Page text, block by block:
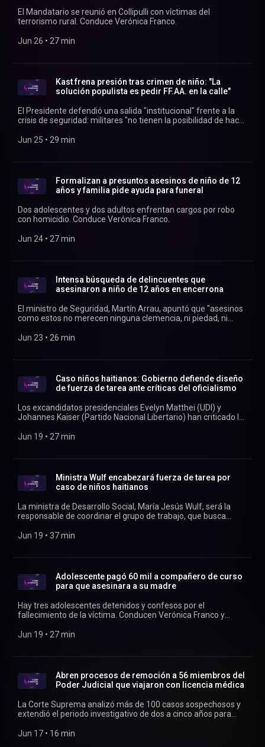
proyecto podría tener en las arcas de los gobiernos
comunales. El Diario de Cooperativa. Conducen: Verónica
https://cooperativapodcast.cl
crecimiento bajo cero durante cinco meses consecutivos. A
su vez, el biministro Daniel Mas señaló que la megarreforma
es "esencial" para superar esta crisis. En el oficialismo
admiten un "bochorno absoluto" por la fracasada acusación
constitucional contra el exministro de Hacienda, Nicolás Grau,
busca hacer más difícil el mal uso de esta herramienta. Y hay
electricidad en la Araucanía, mientras la Dirección
Meteorológica de Chile proyecta un Fenómeno del Niño muy
la zona central. El Diario de Cooperativa. Conduce: Verónica
Franco. Encuentra más capítulos en
El Mandatario se reunió en Collipulli con víctimas del
terrorismo rural. Conduce Verónica Franco.
Jun 26 • 27 min
Kast frena presión tras crimen de niño: "La
solución populista es pedir FF.AA. en la calle"
El Presidente defendió una salida "institucional" frente a la
crisis de seguridad: militares "no tienen la posibilidad de hacer
delincuentes o terroristas". Conduce Verónica Franco.
Jun 25 • 29 min
Formalizan a presuntos asesinos de niño de 12
años y familia pide ayuda para funeral
Dos adolescentes y dos adultos enfrentan cargos por robo
con homicidio. Conduce Verónica Franco.
Jun 24 • 27 min
Intensa búsqueda de delincuentes que
asesinaron a niño de 12 años en encerrona
El ministro de Seguridad, Martín Arrau, apuntó que "asesinos
como estos no merecen ninguna clemencia, ni piedad, ni
que todas las instituciones involucradas así lo harán".
Jun 23 • 26 min
Caso niños haitianos: Gobierno defiende diseño
de fuerza de tarea ante críticas del oficialismo
Los excandidatos presidenciales Evelyn Matthei (UDI) y
Johannes Kaiser (Partido Nacional Libertario) han criticado la
un problema de seguridad. Conducen Verónica Franco y
Jun 19 • 27 min
Ministra Wulf encabezará fuerza de tarea por
caso de niños haitianos
La ministra de Desarrollo Social, María Jesús Wulf, será la
responsable de coordinar el grupo de trabajo, que busca
niñas, niños y adolescentes haitianos, que ingresaron al país
Jun 19 • 37 min
Adolescente pagó 60 mil a compañero de curso
para que asesinara a su madre
Hay tres adolescentes detenidos y confesos por el
fallecimiento de la víctima. Conducen Verónica Franco y
Jun 19 • 27 min
Abren procesos de remoción a 56 miembros del
Poder Judicial que viajaron con licencia médica
La Corte Suprema analizó más de 100 casos sospechosos y
extendió el periodo investigativo de dos a cinco años para
Franco y Rodrigo Vergara.
Jun 17 • 16 min